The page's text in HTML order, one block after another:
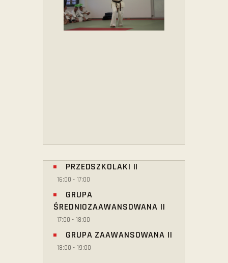
PRZEDSZKOLAKI II
16:00 - 17:00
GRUPA
ŚREDNIOZAAWANSOWANA II
17:00 - 18:00
GRUPA ZAAWANSOWANA II
18:00 - 19:00